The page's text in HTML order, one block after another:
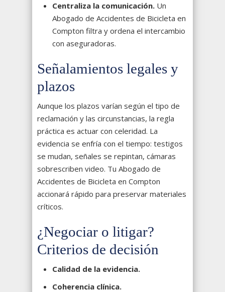
Centraliza la comunicación. Un
Abogado de Accidentes de Bicicleta en
Compton filtra y ordena el intercambio
con aseguradoras.
Señalamientos legales y
plazos
Aunque los plazos varían según el tipo de
reclamación y las circunstancias, la regla
práctica es actuar con celeridad. La
evidencia se enfría con el tiempo: testigos
se mudan, señales se repintan, cámaras
sobrescriben video. Tu Abogado de
Accidentes de Bicicleta en Compton
accionará rápido para preservar materiales
críticos.
¿Negociar o litigar?
Criterios de decisión
Calidad de la evidencia.
Coherencia clínica.